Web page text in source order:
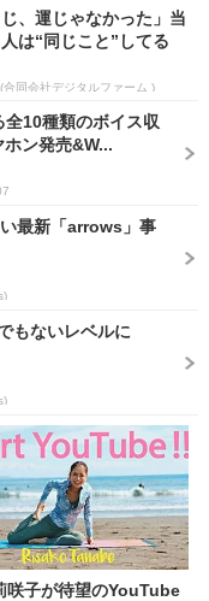
じ、運じゃなかった」当
は“同じこと”してる
合同会社デジタルファーム )
10種類のボイス収
ン発売&W...
最新「arrows」事
もないレベルに
咲子が待望のYouTube